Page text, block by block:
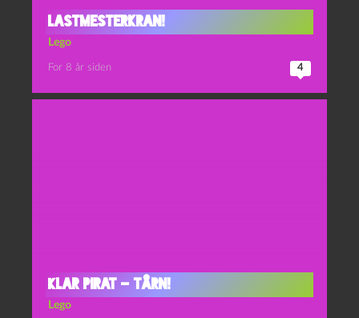
Lastmesterkran!
Lego
For 8 år siden 4
Klar Pirat – Tårn!
Lego